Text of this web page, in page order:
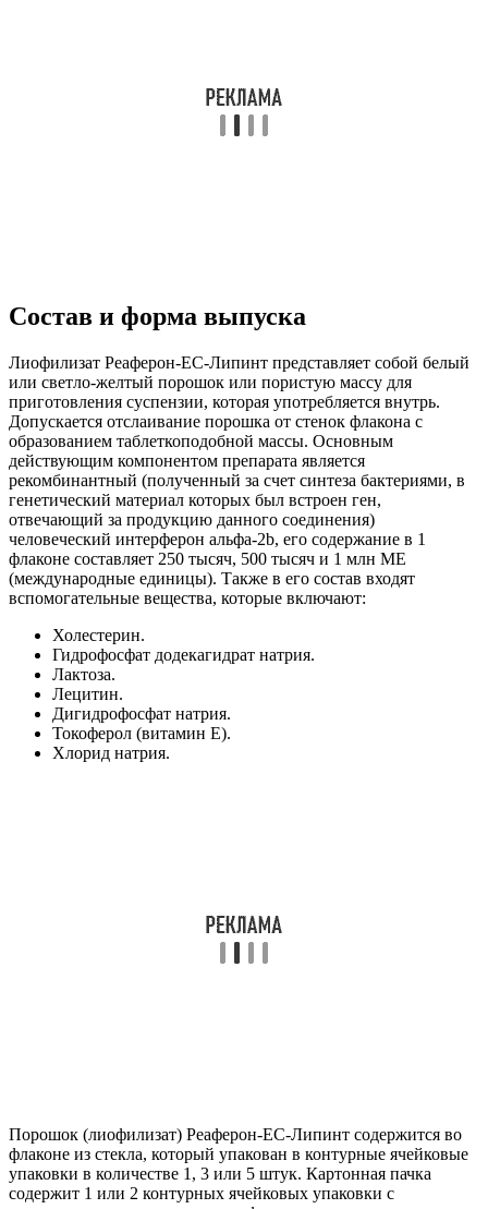
Состав и форма выпуска
Лиофилизат Реаферон-ЕС-Липинт представляет собой белый
или светло-желтый порошок или пористую массу для
приготовления суспензии, которая употребляется внутрь.
Допускается отслаивание порошка от стенок флакона с
образованием таблеткоподобной массы. Основным
действующим компонентом препарата является
рекомбинантный (полученный за счет синтеза бактериями, в
генетический материал которых был встроен ген,
отвечающий за продукцию данного соединения)
человеческий интерферон альфа-2b, его содержание в 1
флаконе составляет 250 тысяч, 500 тысяч и 1 млн МЕ
(международные единицы). Также в его состав входят
вспомогательные вещества, которые включают:
Холестерин.
Гидрофосфат додекагидрат натрия.
Лактоза.
Лецитин.
Дигидрофосфат натрия.
Токоферол (витамин Е).
Хлорид натрия.
Порошок (лиофилизат) Реаферон-ЕС-Липинт содержится во
флаконе из стекла, который упакован в контурные ячейковые
упаковки в количестве 1, 3 или 5 штук. Картонная пачка
содержит 1 или 2 контурных ячейковых упаковки с